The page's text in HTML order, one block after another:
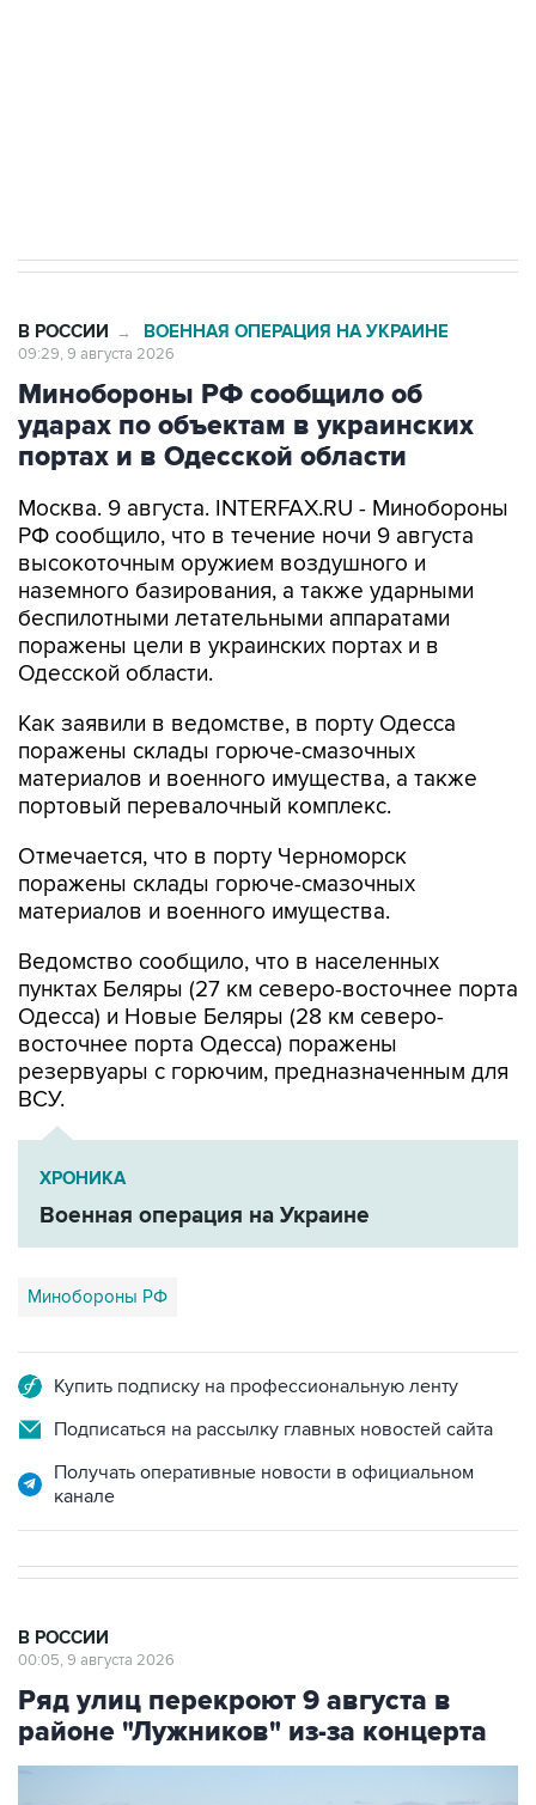
В РОССИИ → ВОЕННАЯ ОПЕРАЦИЯ НА УКРАИНЕ
09:29, 9 августа 2026
Минобороны РФ сообщило об
ударах по объектам в украинских
портах и в Одесской области
Москва. 9 августа. INTERFAX.RU - Минобороны
РФ сообщило, что в течение ночи 9 августа
высокоточным оружием воздушного и
наземного базирования, а также ударными
беспилотными летательными аппаратами
поражены цели в украинских портах и в
Одесской области.
Как заявили в ведомстве, в порту Одесса
поражены склады горюче-смазочных
материалов и военного имущества, а также
портовый перевалочный комплекс.
Отмечается, что в порту Черноморск
поражены склады горюче-смазочных
материалов и военного имущества.
Ведомство сообщило, что в населенных
пунктах Беляры (27 км северо-восточнее порта
Одесса) и Новые Беляры (28 км северо-
восточнее порта Одесса) поражены
резервуары с горючим, предназначенным для
ВСУ.
ХРОНИКА
Военная операция на Украине
Минобороны РФ
Купить подписку на профессиональную ленту
Подписаться на рассылку главных новостей сайта
Получать оперативные новости в официальном
канале
В РОССИИ
00:05, 9 августа 2026
Ряд улиц перекроют 9 августа в
районе "Лужников" из-за концерта